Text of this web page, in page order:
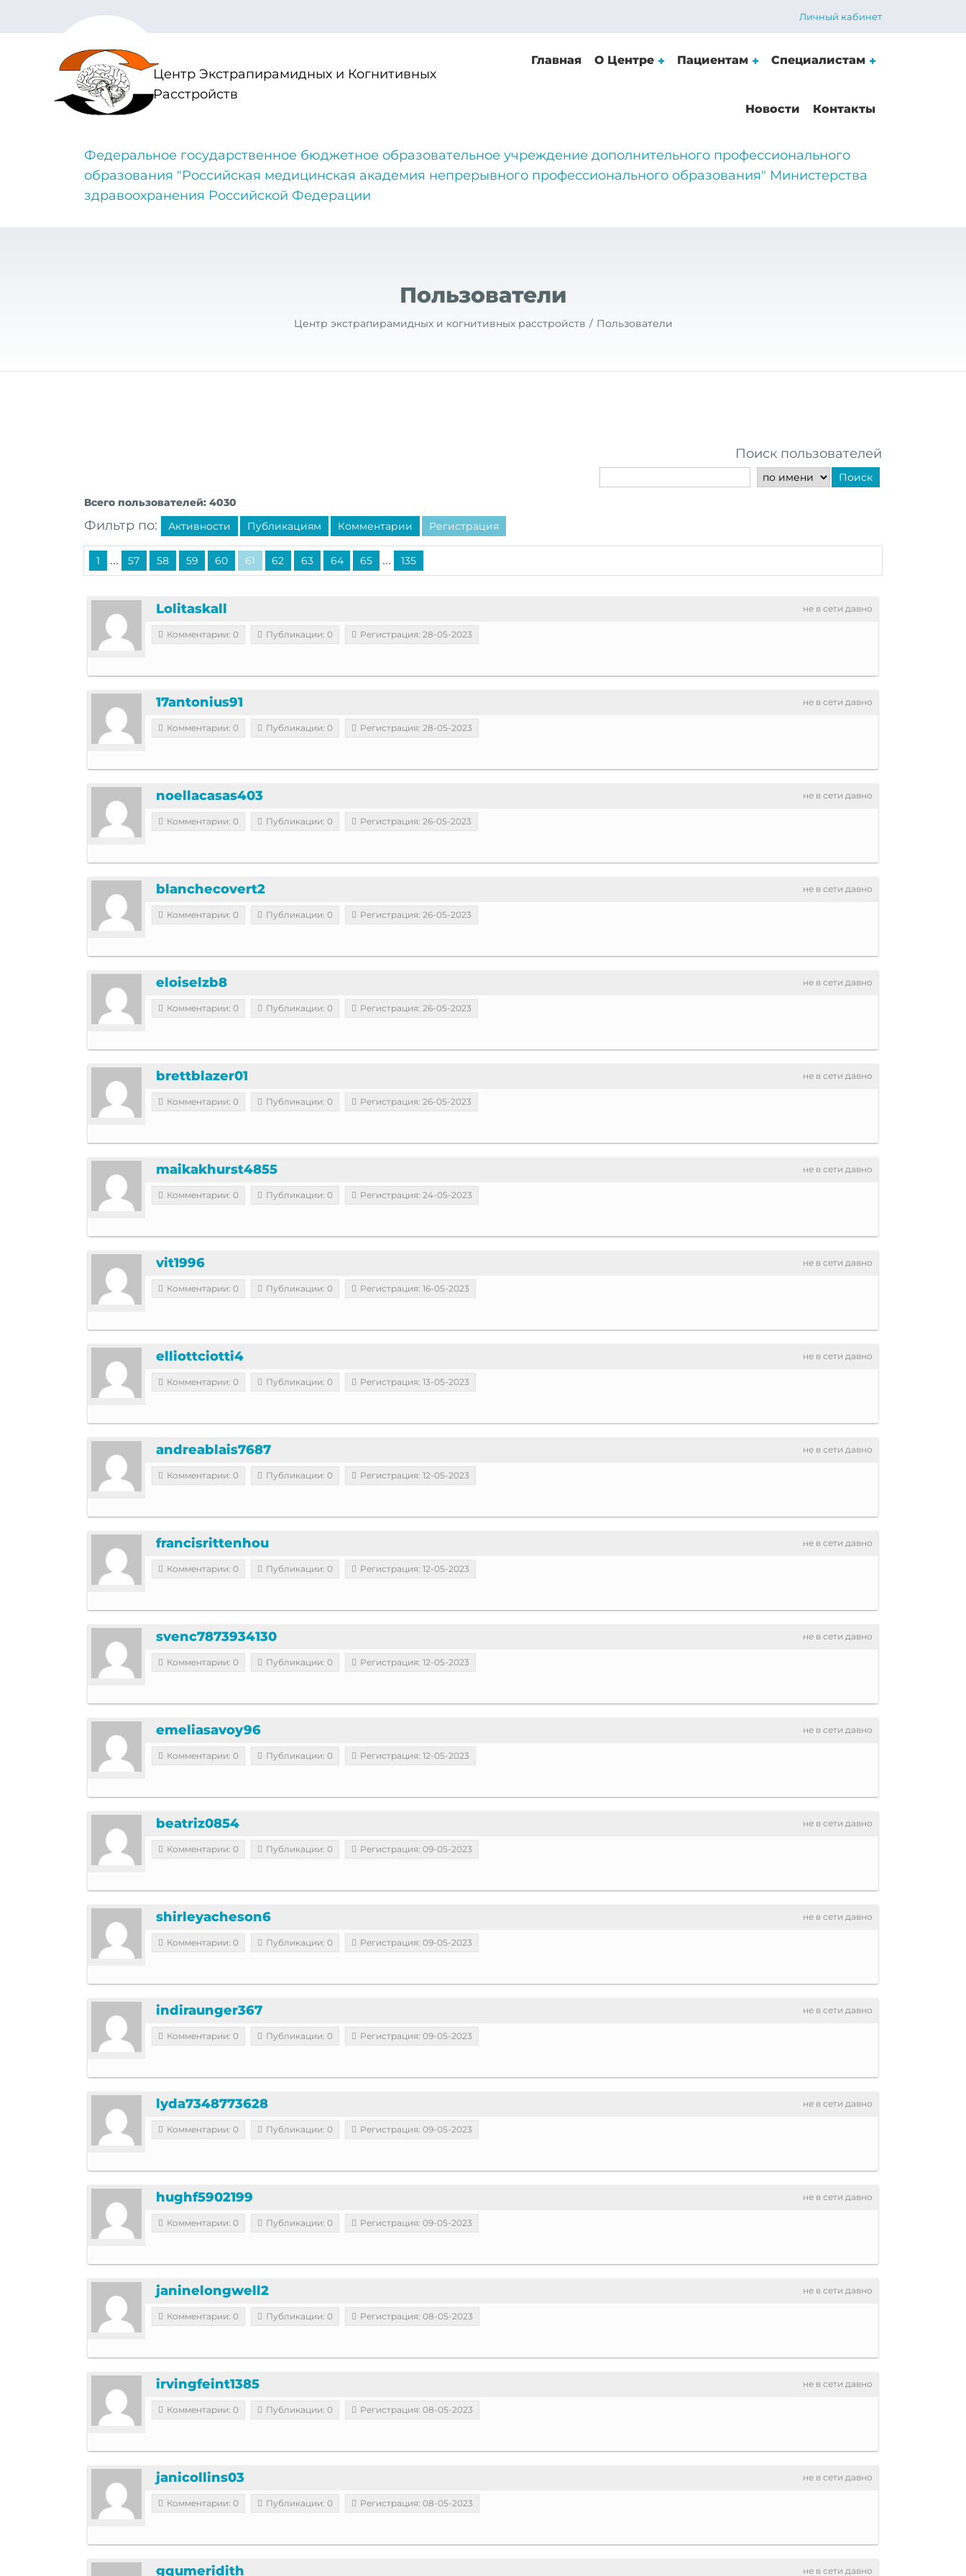
Личный кабинет
Центр Экстрапирамидных и Когнитивных
Расстройств
Главная О Центре Пациентам Специалистам
Новости Контакты
Федеральное государственное бюджетное образовательное учреждение дополнительного профессионального
образования "Российская медицинская академия непрерывного профессионального образования" Министерства
здравоохранения Российской Федерации
Пользователи
Центр экстрапирамидных и когнитивных расстройств Пользователи
Поиск пользователей
Поиск
Всего пользователей: 4030
Фильтр по: Активности Публикациям Комментарии Регистрация
1 ... 57 58 59 60 61 62 63 64 65 ... 135
не в сети давно
Lolitaskall
Комментарии: 0 Публикации: 0 Регистрация: 28-05-2023
не в сети давно
17antonius91
Комментарии: 0 Публикации: 0 Регистрация: 28-05-2023
не в сети давно
noellacasas403
Комментарии: 0 Публикации: 0 Регистрация: 26-05-2023
не в сети давно
blanchecovert2
Комментарии: 0 Публикации: 0 Регистрация: 26-05-2023
не в сети давно
eloiselzb8
Комментарии: 0 Публикации: 0 Регистрация: 26-05-2023
не в сети давно
brettblazer01
Комментарии: 0 Публикации: 0 Регистрация: 26-05-2023
не в сети давно
maikakhurst4855
Комментарии: 0 Публикации: 0 Регистрация: 24-05-2023
не в сети давно
vit1996
Комментарии: 0 Публикации: 0 Регистрация: 16-05-2023
не в сети давно
elliottciotti4
Комментарии: 0 Публикации: 0 Регистрация: 13-05-2023
не в сети давно
andreablais7687
Комментарии: 0 Публикации: 0 Регистрация: 12-05-2023
не в сети давно
francisrittenhou
Комментарии: 0 Публикации: 0 Регистрация: 12-05-2023
не в сети давно
svenc7873934130
Комментарии: 0 Публикации: 0 Регистрация: 12-05-2023
не в сети давно
emeliasavoy96
Комментарии: 0 Публикации: 0 Регистрация: 12-05-2023
не в сети давно
beatriz0854
Комментарии: 0 Публикации: 0 Регистрация: 09-05-2023
не в сети давно
shirleyacheson6
Комментарии: 0 Публикации: 0 Регистрация: 09-05-2023
не в сети давно
indiraunger367
Комментарии: 0 Публикации: 0 Регистрация: 09-05-2023
не в сети давно
lyda7348773628
Комментарии: 0 Публикации: 0 Регистрация: 09-05-2023
не в сети давно
hughf5902199
Комментарии: 0 Публикации: 0 Регистрация: 09-05-2023
не в сети давно
janinelongwell2
Комментарии: 0 Публикации: 0 Регистрация: 08-05-2023
не в сети давно
irvingfeint1385
Комментарии: 0 Публикации: 0 Регистрация: 08-05-2023
не в сети давно
janicollins03
Комментарии: 0 Публикации: 0 Регистрация: 08-05-2023
не в сети давно
gqumeridith